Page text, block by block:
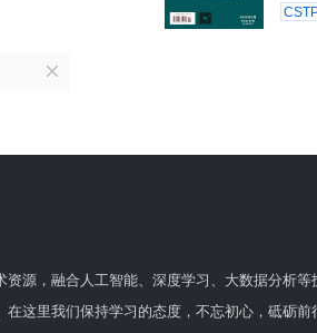
资源，融合人工智能、深度学习、大数据分析
在这里我们保持学习的态度，不忘初心，砥砺前